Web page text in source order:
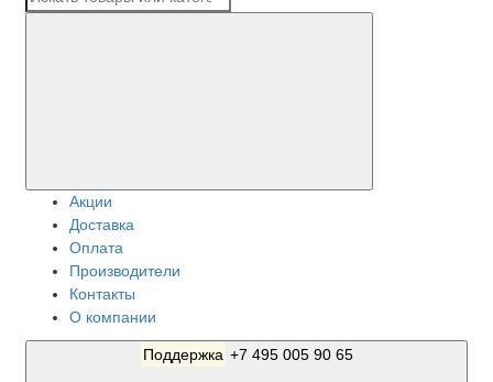
Акции
Доставка
Оплата
Производители
Контакты
О компании
Поддержка +7 495 005 90 65